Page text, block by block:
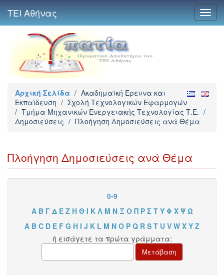
ΤΕΙ Αθήνας
Αρχική Σελίδα / Ακαδημαϊκή Έρευνα και
Εκπαίδευση / Σχολή Τεχνολογικών Εφαρμογών
/ Τμήμα Μηχανικών Ενεργειακής Τεχνολογίας Τ.Ε. /
Δημοσιεύσεις / Πλοήγηση Δημοσιεύσεις ανά Θέμα
Πλοήγηση Δημοσιεύσεις ανά Θέμα
0-9
Α Β Γ Δ Ε Ζ Η Θ Ι Κ Λ Μ Ν Ξ Ο Π Ρ Σ Τ Υ Φ Χ Ψ Ω
A B C D E F G H I J K L M N O P Q R S T U V W X Y Z
ή εισάγετε τα πρώτα γράμματα: